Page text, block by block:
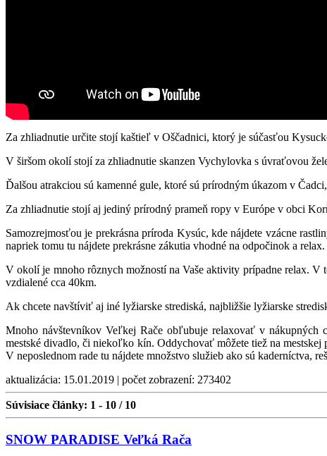
Za zhliadnutie určite stojí kaštieľ v Oščadnici, ktorý je súčasťou
V širšom okolí stojí za zhliadnutie skanzen Vychylovka s úvraťovou
Ďalšou atrakciou sú kamenné gule, ktoré sú prírodným úkazom v
Za zhliadnutie stojí aj jediný prírodný prameň ropy v Európe v obci
Samozrejmosťou je prekrásna príroda Kysúc, kde nájdete vzácne
napriek tomu tu nájdete prekrásne zákutia vhodné na odpočinok a
V okolí je mnoho rôznych možností na Vaše aktivity prípadne relax.
vzdialené cca 40km.
Ak chcete navštíviť aj iné lyžiarske strediská, najbližšie lyžiarske
Mnoho návštevníkov Veľkej Rače obľubuje relaxovať v nákupných
mestské divadlo, či niekoľko kín. Oddychovať môžete tiež na
V neposlednom rade tu nájdete množstvo služieb ako sú kaderníctva,
aktualizácia: 15.01.2019 | počet zobrazení: 273402
Súvisiace články: 1 - 10 / 10
SNOW PARADISE Veľká Rača